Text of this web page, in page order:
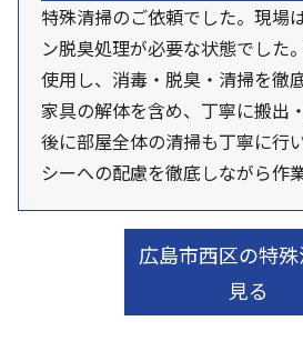
特殊清掃のご依頼でした。現場
ン脱臭処理が必要な状態でした
使用し、消毒・脱臭・清掃を徹
家具の解体を含め、丁寧に搬出
後に部屋全体の清掃も丁寧に行
シーへの配慮を徹底しながら作
広島市西区の特
見る